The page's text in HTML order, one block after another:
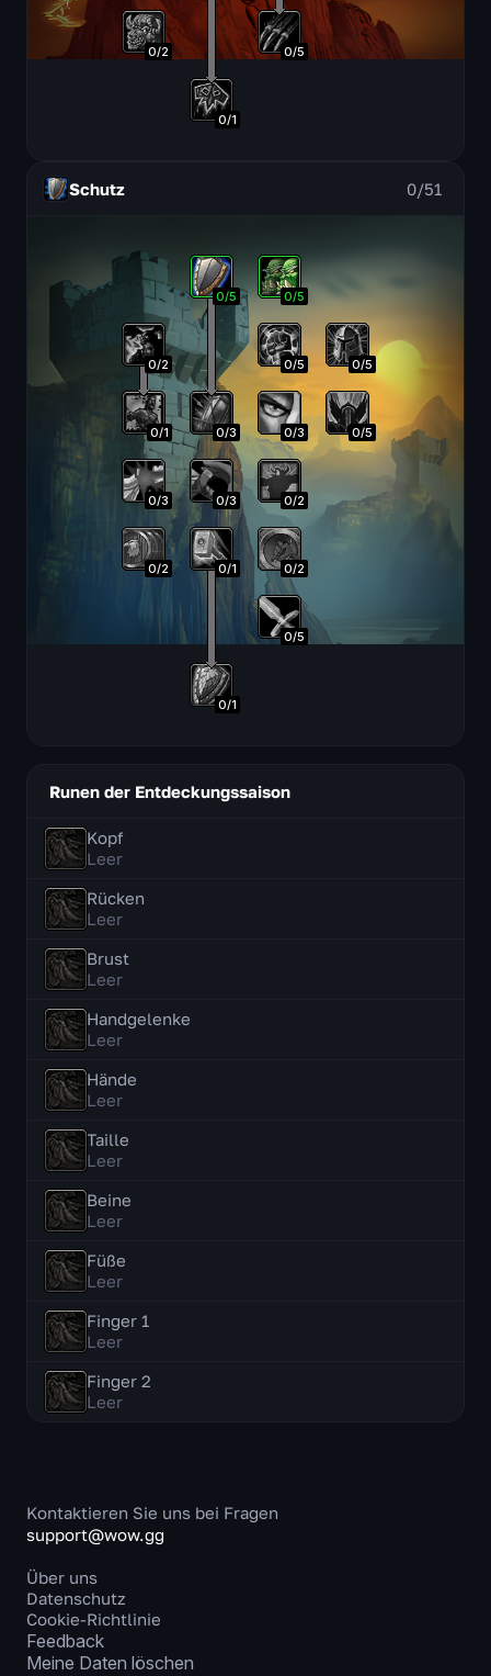
0/2 0/5
0/1
Schutz 0/51
0/5 0/5
0/2 0/5 0/5
0/1 0/3 0/3 0/5
0/3 0/3 0/2
0/2 0/1 0/2
0/5
0/1
Runen der Entdeckungssaison
Kopf
Leer
Rücken
Leer
Brust
Leer
Handgelenke
Leer
Hände
Leer
Taille
Leer
Beine
Leer
Füße
Leer
Finger 1
Leer
Finger 2
Leer
Kontaktieren Sie uns bei Fragen
support@wow.gg
Über uns
Datenschutz
Cookie-Richtlinie
Feedback
Meine Daten löschen